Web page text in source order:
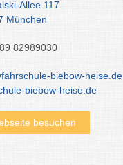
Allee 117
München
82989030
biebow-heise.de
biebow-heise.de
besuchen